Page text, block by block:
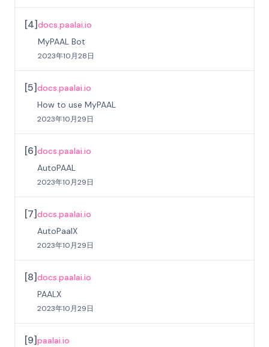
[4]docs.paalai.io
MyPAAL Bot
2023年10月28日
[5]docs.paalai.io
How to use MyPAAL
2023年10月29日
[6]docs.paalai.io
AutoPAAL
2023年10月29日
[7]docs.paalai.io
AutoPaalX
2023年10月29日
[8]docs.paalai.io
PAALX
2023年10月29日
[9]paalai.io